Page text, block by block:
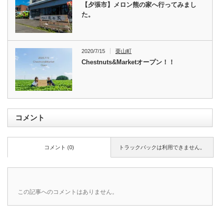
【夕張市】メロン熊の家へ行ってみまし
た。
2020/7/15 栗山町
Chestnuts&Marketオープン！！
コメント
トラックバックは利用できません。
コメント (0)
この記事へのコメントはありません。